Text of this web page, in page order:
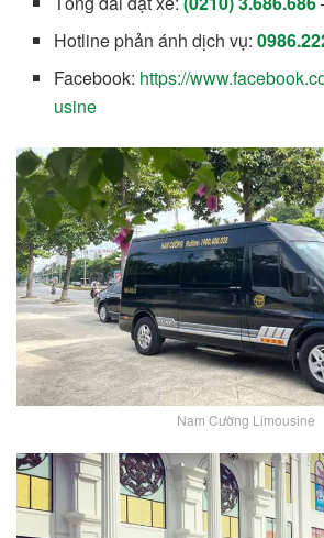
Hotline phản ánh dịch vụ:
Facebook: https://
usine
Nam Cường Limousine